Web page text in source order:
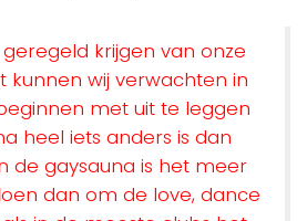
krijgen van onze
kunnen wij verwachten in
met uit te leggen
heel iets anders is dan
de gaysauna is het meer
dan om de love, dance